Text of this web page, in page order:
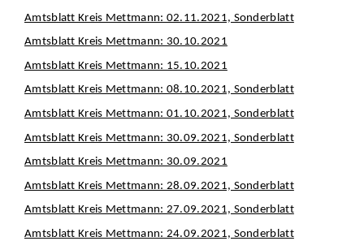
Amtsblatt Kreis Mettmann: 02.11.2021, Sonderblatt
Amtsblatt Kreis Mettmann: 30.10.2021
Amtsblatt Kreis Mettmann: 15.10.2021
Amtsblatt Kreis Mettmann: 08.10.2021, Sonderblatt
Amtsblatt Kreis Mettmann: 01.10.2021, Sonderblatt
Amtsblatt Kreis Mettmann: 30.09.2021, Sonderblatt
Amtsblatt Kreis Mettmann: 30.09.2021
Amtsblatt Kreis Mettmann: 28.09.2021, Sonderblatt
Amtsblatt Kreis Mettmann: 27.09.2021, Sonderblatt
Amtsblatt Kreis Mettmann: 24.09.2021, Sonderblatt